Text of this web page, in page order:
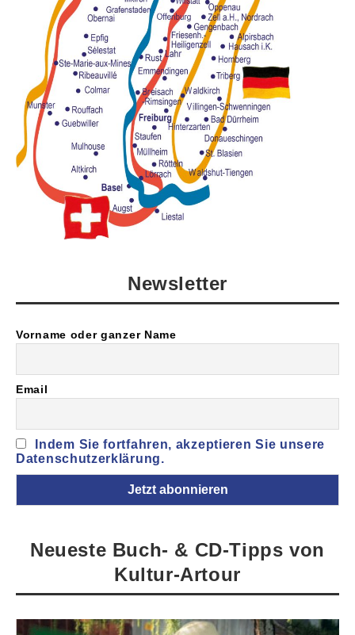
Newsletter
Vorname oder ganzer Name
Email
Indem Sie fortfahren, akzeptieren Sie unsere
Datenschutzerklärung.
Neueste Buch- & CD-Tipps von
Kultur-Artour